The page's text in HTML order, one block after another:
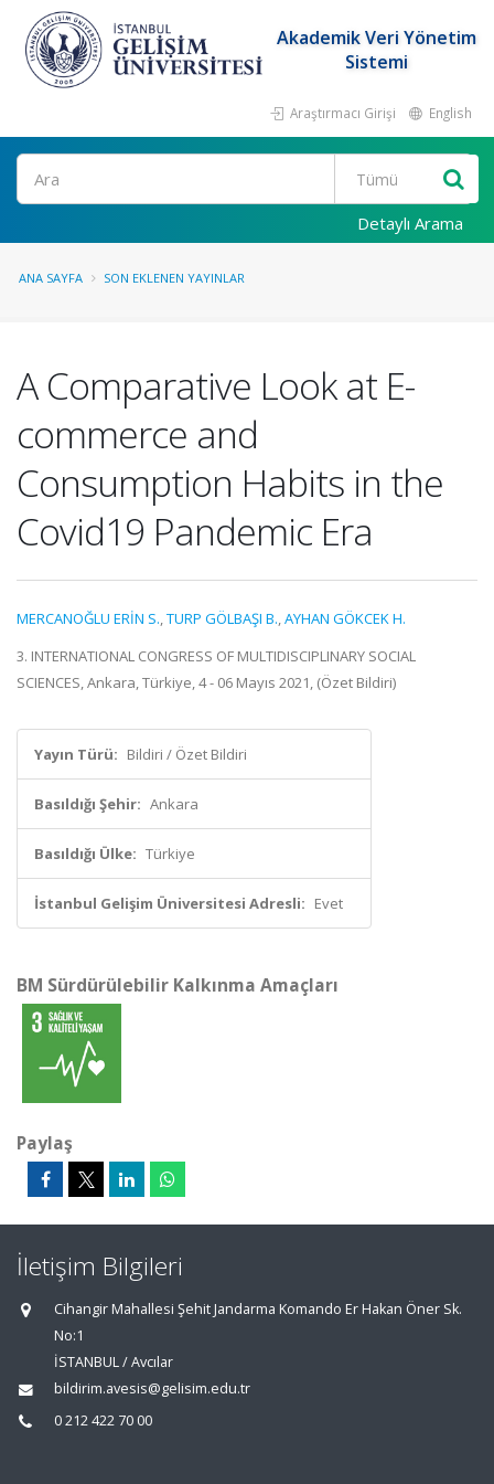
Akademik Veri Yönetim
Sistemi
Araştırmacı Girişi English
Ara
Detaylı Arama
ANA SAYFA SON EKLENEN YAYINLAR
A Comparative Look at E-
commerce and
Consumption Habits in the
Covid19 Pandemic Era
MERCANOĞLU ERİN S.,TURP GÖLBAŞI B.,AYHAN GÖKCEK H.
3. INTERNATIONAL CONGRESS OF MULTIDISCIPLINARY SOCIAL
SCIENCES, Ankara, Türkiye, 4 - 06 Mayıs 2021, (Özet Bildiri)
Yayın Türü: Bildiri / Özet Bildiri
Basıldığı Şehir: Ankara
Basıldığı Ülke: Türkiye
İstanbul Gelişim Üniversitesi Adresli: Evet
BM Sürdürülebilir Kalkınma Amaçları
Paylaş
İletişim Bilgileri
Cihangir Mahallesi Şehit Jandarma Komando Er Hakan Öner Sk.
No:1
İSTANBUL / Avcılar
bildirim.avesis@gelisim.edu.tr
0 212 422 70 00